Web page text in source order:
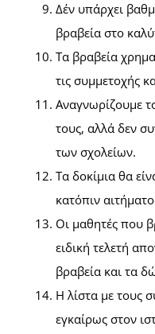
Δέν υπάρχει
βραβεία στο
Τα βραβεία
τις συμμετοχής
Αναγνωρίζουμε
τους, αλλά δεν
των σχολείων.
Τα δοκίμια θα
κατόπιν
Οι μαθητές που
ειδική τελετή
βραβεία και τα
Η λίστα με τους
εγκαίρως στον